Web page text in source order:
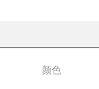
颜色